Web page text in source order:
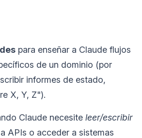
para enseñar a Claude flujos
de un dominio (por
informes de estado,
X, Y, Z").
Claude necesite leer/escribir
APIs o acceder a sistemas